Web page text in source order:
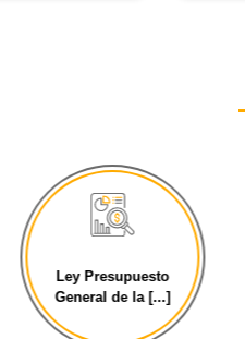
Ley Presupuesto
General de la [...]